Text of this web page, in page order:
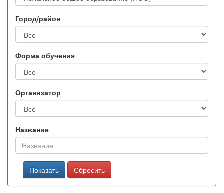
Город/район
Форма обучения
Организатор
Название